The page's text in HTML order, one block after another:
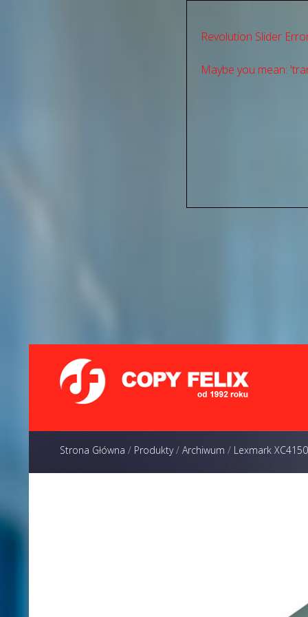
Revolution Slider
Maybe you mean:
Strona Główna / Produkty/ Archiwum / Lexmark XC4150